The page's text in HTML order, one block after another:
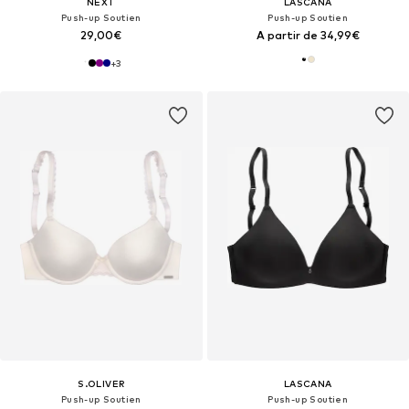
Push-up Soutien
29,00€
+3
Push-up Soutien
A partir de 34,99€
S.OLIVER
Push-up Soutien
LASCANA
Push-up Soutien